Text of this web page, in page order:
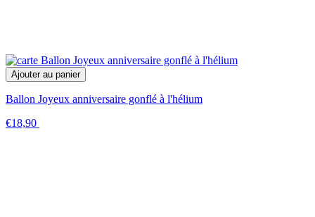
Ajouter au panier
Ballon Joyeux anniversaire gonflé à l'hélium
€18,90